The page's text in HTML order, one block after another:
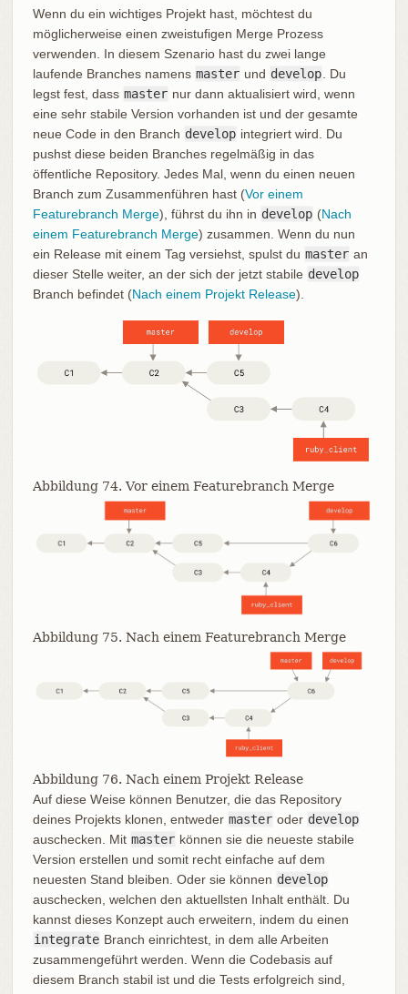
Wenn du ein wichtiges Projekt hast, möchtest du
möglicherweise einen zweistufigen Merge Prozess
verwenden. In diesem Szenario hast du zwei lange
laufende Branches namens master und develop . Du
legst fest, dass master nur dann aktualisiert wird, wenn
eine sehr stabile Version vorhanden ist und der gesamte
neue Code in den Branch develop integriert wird. Du
pushst diese beiden Branches regelmäßig in das
öffentliche Repository. Jedes Mal, wenn du einen neuen
Branch zum Zusammenführen hast (Vor einem
Featurebranch Merge), führst du ihn in develop (Nach
einem Featurebranch Merge) zusammen. Wenn du nun
ein Release mit einem Tag versiehst, spulst du master an
dieser Stelle weiter, an der sich der jetzt stabile develop
Branch befindet (Nach einem Projekt Release).
Abbildung 74. Vor einem Featurebranch Merge
Abbildung 75. Nach einem Featurebranch Merge
Abbildung 76. Nach einem Projekt Release
Auf diese Weise können Benutzer, die das Repository
deines Projekts klonen, entweder master oder develop
auschecken. Mit master können sie die neueste stabile
Version erstellen und somit recht einfache auf dem
neuesten Stand bleiben. Oder sie können develop
auschecken, welchen den aktuellsten Inhalt enthält. Du
kannst dieses Konzept auch erweitern, indem du einen
integrate Branch einrichtest, in dem alle Arbeiten
zusammengeführt werden. Wenn die Codebasis auf
diesem Branch stabil ist und die Tests erfolgreich sind,